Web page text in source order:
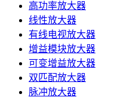
高功率放大器
线性放大器
有线电视放大器
增益模块放大器
可变增益放大器
双匹配放大器
脉冲放大器